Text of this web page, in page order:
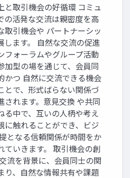
と取引機会の好循環 コミュ
の活発な交流は親密度を高
取引機会や パートナーシッ
します。 自然な交流の促進
フォーラムやグループ活動
加型の場を通じて、会員同
かつ 自然に交流できる機会
とで、形式ばらない関係づ
されます。意見交換 や共同
る中で、互いの人柄や考え
に触れることができ、ビジ
となる信頼関係が時間をか
ていきます。 取引機会の創
流を背景に、会員同士の関
り、自然な情報共有や課題